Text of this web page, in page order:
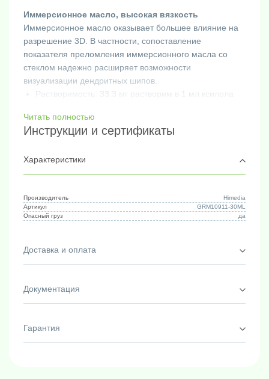
Иммерсионное масло, высокая вязкость
Иммерсионное масло оказывает большее влияние на
разрешение 3D. В частности, сопоставление
показателя преломления иммерсионного масла со
стеклом надежно расширяет возможности
визуализации дендритных шипов.
Растворимость: 33,3 мг растворим в 1 мл ксилола
Читать полностью
Инструкции и сертификаты
Характеристики
Производитель
Himedia
Артикул
GRM10911-30ML
Опасный груз
да
Доставка и оплата
Документация
Гарантия